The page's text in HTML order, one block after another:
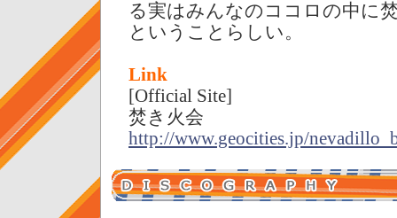
る実はみんなのココロの中に
ということらしい。
Link
[Official Site]
焚き火会
http://www.geocities.jp/